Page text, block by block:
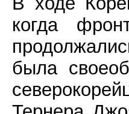
когда
была